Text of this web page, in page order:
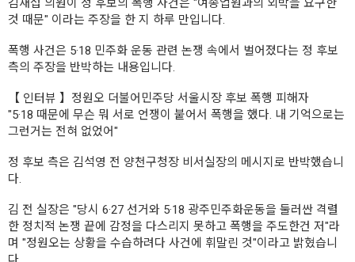
김재섭 의원이 정 후보의 폭행 사건은 "여종업원과의 외박을 요구한
것 때문" 이라는 주장을 한 지 하루 만입니다.
폭행 사건은 5·18 민주화 운동 관련 논쟁 속에서 벌어졌다는 정 후보
측의 주장을 반박하는 내용입니다.
【 인터뷰 】정원오 더불어민주당 서울시장 후보 폭행 피해자
"5·18 때문에 무슨 뭐 서로 언쟁이 붙어서 폭행을 했다. 내 기억으로는
그런거는 전혀 없었어"
정 후보 측은 김석영 전 양천구청장 비서실장의 메시지로 반박했습니
다.
김 전 실장은 "당시 6·27 선거와 5·18 광주민주화운동을 둘러싼 격렬
한 정치적 논쟁 끝에 감정을 다스리지 못하고 폭행을 주도한건 저"라
며 "정원오는 상황을 수습하려다 사건에 휘말린 것"이라고 밝혔습니